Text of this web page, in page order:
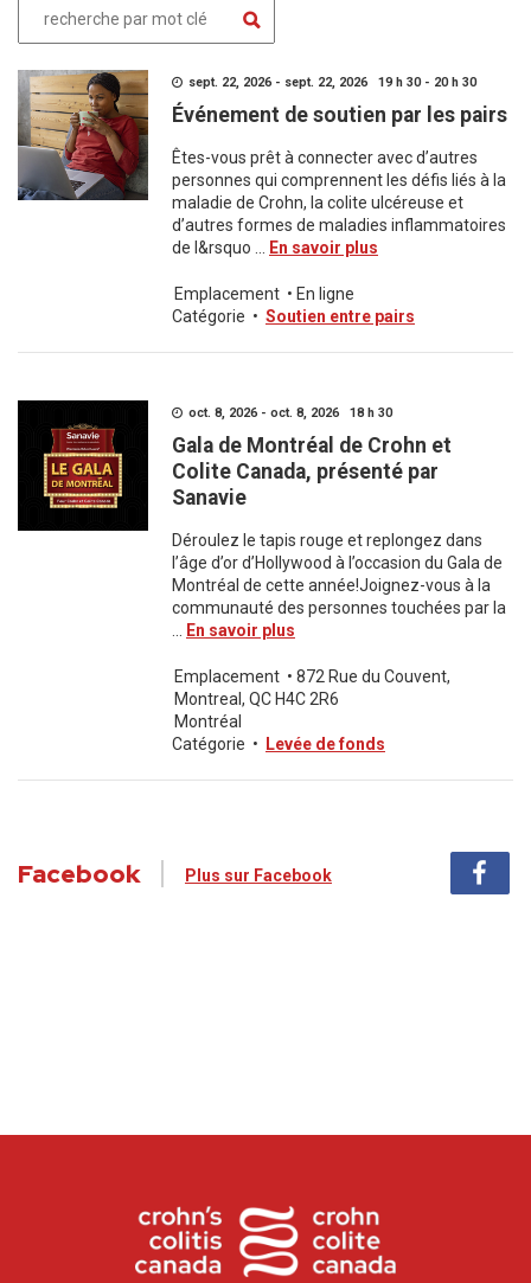
sept. 22, 2026 - sept. 22, 2026 19 h 30 - 20 h 30
Événement de soutien par les pairs
Êtes-vous prêt à connecter avec d’autres
personnes qui comprennent les défis liés à la
maladie de Crohn, la colite ulcéreuse et
d’autres formes de maladies inflammatoires
de l&rsquo ...
En savoir plus
Emplacement • En ligne
Catégorie • Soutien entre pairs
oct. 8, 2026 - oct. 8, 2026 18 h 30
Gala de Montréal de Crohn et
Colite Canada, présenté par
Sanavie
Déroulez le tapis rouge et replongez dans
l’âge d’or d’Hollywood à l’occasion du Gala de
Montréal de cette année!Joignez-vous à la
communauté des personnes touchées par la
En savoir plus
Emplacement • 872 Rue du Couvent,
Montreal, QC H4C 2R6
Montréal
Catégorie • Levée de fonds
Facebook Plus sur Facebook